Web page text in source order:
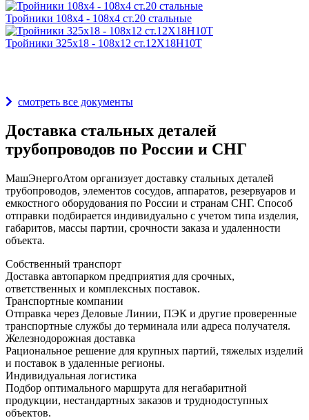
Тройники 108х4 - 108х4 ст.20 стальные
Тройники 325х18 - 108х12 ст.12Х18Н10Т
смотреть все документы
Доставка стальных деталей
трубопроводов по России и СНГ
МашЭнергоАтом организует доставку стальных деталей
трубопроводов, элементов сосудов, аппаратов, резервуаров и
емкостного оборудования по России и странам СНГ. Способ
отправки подбирается индивидуально с учетом типа изделия,
габаритов, массы партии, срочности заказа и удаленности
объекта.
Собственный транспорт
Доставка автопарком предприятия для срочных,
ответственных и комплексных поставок.
Транспортные компании
Отправка через Деловые Линии, ПЭК и другие проверенные
транспортные службы до терминала или адреса получателя.
Железнодорожная доставка
Рациональное решение для крупных партий, тяжелых изделий
и поставок в удаленные регионы.
Индивидуальная логистика
Подбор оптимального маршрута для негабаритной
продукции, нестандартных заказов и труднодоступных
объектов.